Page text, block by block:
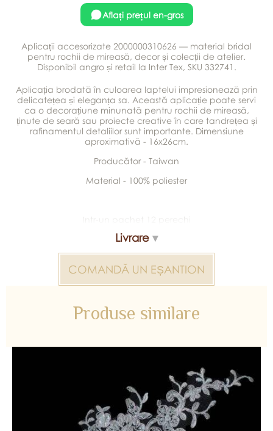
Aflați prețul en-gros
Aplicații accesorizate 2000000310626 — material bridal
pentru rochii de mireasă, decor și colecții de atelier.
Disponibil angro și retail la Inter Tex, SKU 332741.
Aplicația brodată în culoarea laptelui impresionează prin
delicatețea și eleganța sa. Această aplicație poate servi
ca o decorațiune minunată pentru rochii de mireasă,
ținute de seară sau proiecte creative în care tandrețea și
rafinamentul detaliilor sunt importante. Dimensiune
aproximativă - 16x26cm.
Producător - Taiwan
Material - 100% poliester
Intr-un pachet 12 perechi
Livrare
COMANDĂ UN EȘANTION
Produse similare